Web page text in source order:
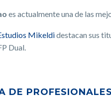
es actualmente una de las
Mikeldidestacan sus
Dual.
DE